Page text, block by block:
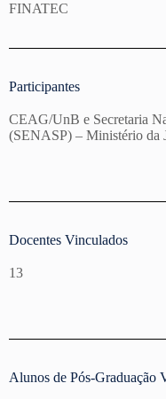
FINATEC
Participantes
CEAG/UnB e Secretaria
(SENASP) – Ministério da
Docentes Vinculados
13
Alunos de Pós-Graduação